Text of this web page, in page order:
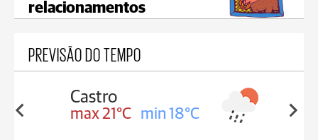
relacionamentos
PREVISÃO DO TEMPO
18°C max 20°C min 18°C